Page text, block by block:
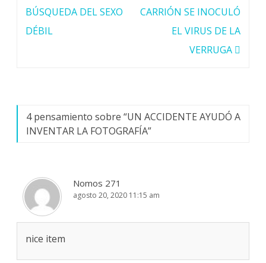
de
entradas
BÚSQUEDA DEL SEXO
DÉBIL
CARRIÓN SE INOCULÓ
EL VIRUS DE LA
VERRUGA
4 pensamiento sobre “UN ACCIDENTE AYUDÓ A
INVENTAR LA FOTOGRAFÍA”
Nomos 271
agosto 20, 2020 11:15 am
nice item